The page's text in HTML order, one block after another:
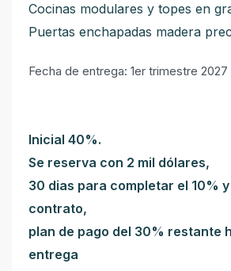
Cocinas modulares y topes en
Puertas enchapadas madera
Fecha de entrega: 1er trimestre 2027
Inicial 40%.
Se reserva con 2 mil dólares,
30 dias para completar el 10%
contrato,
plan de pago del 30% restante
entrega